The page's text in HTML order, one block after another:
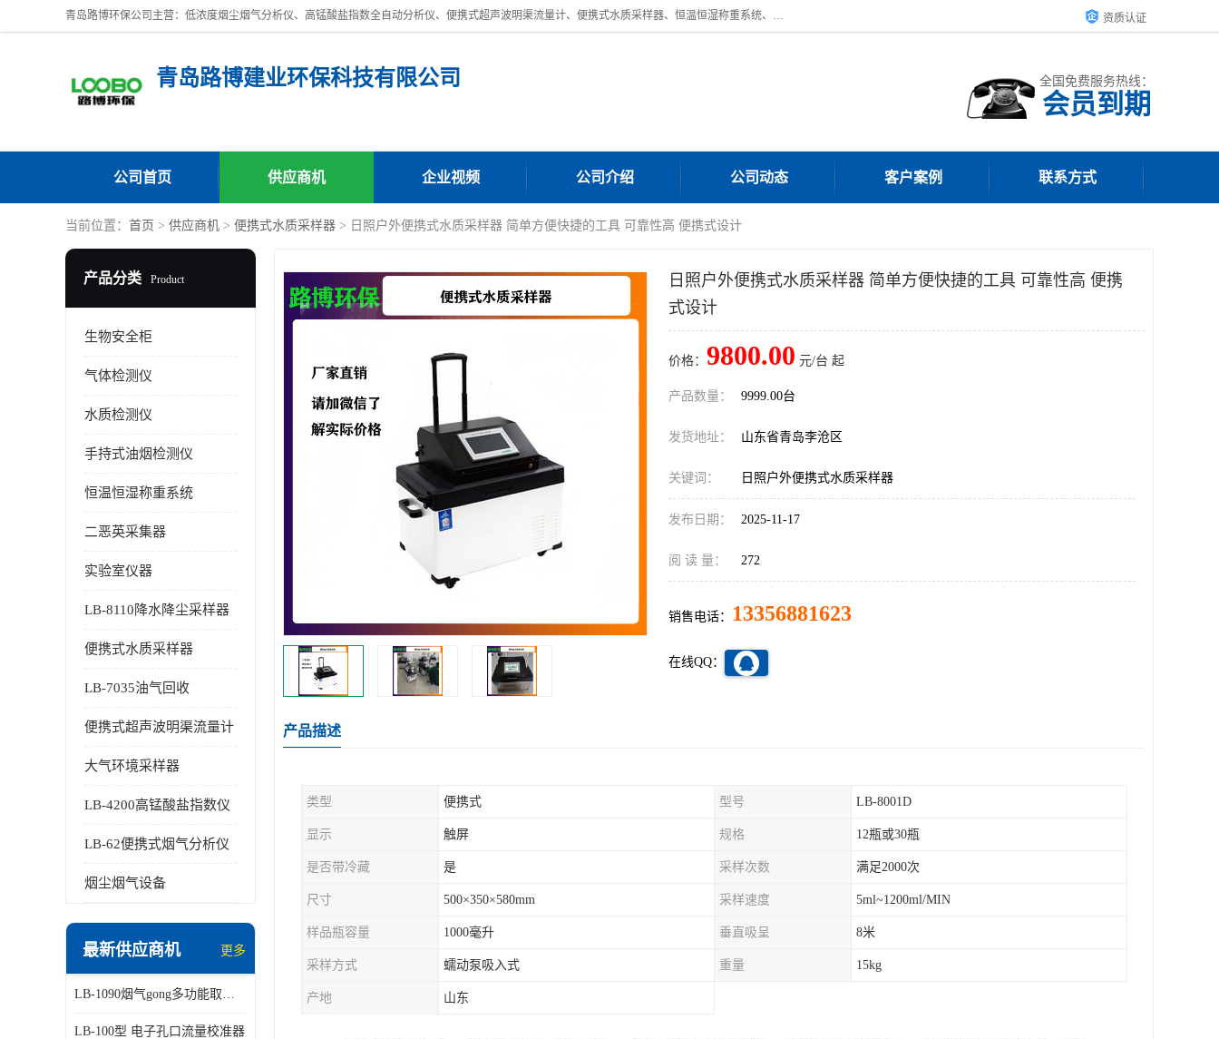
青岛路博环保公司主营：低浓度烟尘烟气分析仪、高锰酸盐指数全自动分析仪、便携式超声波明渠流量计、便携式水质采样器、恒温恒湿称重系统、手持式油烟检测仪等;是一家集环保科研、设计、生产、维护、销售和系统集成为一体的综合性高科技企业。路博人秉承"科学技术是第一生产力的重要理念，倡导环境友好型的生产、生活和消费方式。 资质认证
青岛路博建业环保科技有限公司 全国免费服务热线：
会员到期
公司首页 供应商机 企业视频 公司介绍 公司动态 客户案例 联系方式
当前位置： 首页 > 供应商机 > 便携式水质采样器 > 日照户外便携式水质采样器 简单方便快捷的工具 可靠性高 便携式设计
产品分类 Product
生物安全柜
气体检测仪
水质检测仪
手持式油烟检测仪
恒温恒湿称重系统
二恶英采集器
实验室仪器
LB-8110降水降尘采样器
便携式水质采样器
LB-7035油气回收
便携式超声波明渠流量计
大气环境采样器
LB-4200高锰酸盐指数仪
LB-62便携式烟气分析仪
烟尘烟气设备
最新供应商机 更多
LB-1090烟气gong多功能取样管
LB-100型 电子孔口流量校准器
日照户外便携式水质采样器 简单方便快捷的工具 可靠性高 便携
式设计
价格： 9800.00 元/台 起
产品数量： 9999.00台
发货地址： 山东省青岛李沧区
关键词： 日照户外便携式水质采样器
发布日期： 2025-11-17
阅 读 量： 272
销售电话： 13356881623
在线QQ：
产品描述
类型 便携式 型号 LB-8001D
显示 触屏 规格 12瓶或30瓶
是否带冷藏 是 采样次数 满足2000次
尺寸 500×350×580mm 采样速度 5ml~1200ml/MIN
样品瓶容量 1000毫升 垂直吸呈 8米
采样方式 蠕动泵吸入式 重量 15kg
产地 山东